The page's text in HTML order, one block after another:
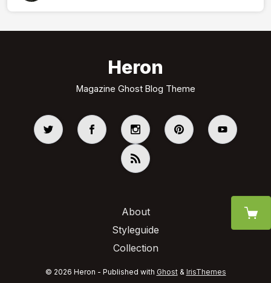
Heron
Magazine Ghost Blog Theme
About
Styleguide
Collection
© 2026 Heron - Published with Ghost& IrisThemes